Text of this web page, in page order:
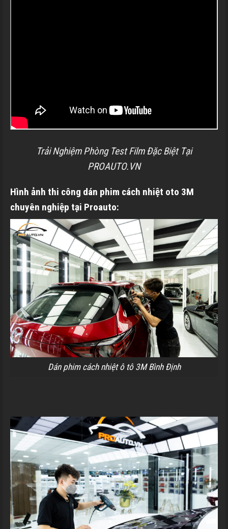
Trải Nghiệm Phòng Test Film Đặc Biệt Tại
PROAUTO.VN
Hình ảnh thi công dán phim cách nhiệt oto 3M
chuyên nghiệp tại Proauto:
Dán phim cách nhiệt ô tô 3M Bình Định